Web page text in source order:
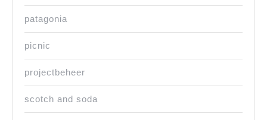
patagonia
picnic
projectbeheer
scotch and soda